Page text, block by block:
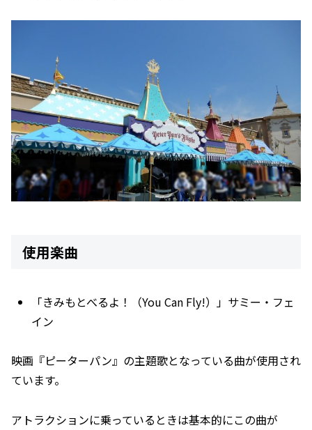
使用楽曲
「きみもとべるよ！（You Can Fly!）」サミー・フェ
イン
映画『ピーターパン』の主題歌となっている曲が使用され
ています。
アトラクションに乗っているときは基本的にこの曲が